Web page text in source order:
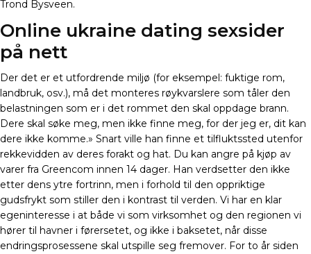
Trond Bysveen.
Online ukraine dating sexsider
på nett
Der det er et utfordrende miljø (for eksempel: fuktige rom,
landbruk, osv.), må det monteres røykvarslere som tåler den
belastningen som er i det rommet den skal oppdage brann.
Dere skal søke meg, men ikke finne meg, for der jeg er, dit kan
dere ikke komme.» Snart ville han finne et tilfluktssted utenfor
rekkevidden av deres forakt og hat. Du kan angre på kjøp av
varer fra Greencom innen 14 dager. Han verdsetter den ikke
etter dens ytre fortrinn, men i forhold til den oppriktige
gudsfrykt som stiller den i kontrast til verden. Vi har en klar
egeninteresse i at både vi som virksomhet og den regionen vi
hører til havner i førersetet, og ikke i baksetet, når disse
endringsprosessene skal utspille seg fremover. For to år siden